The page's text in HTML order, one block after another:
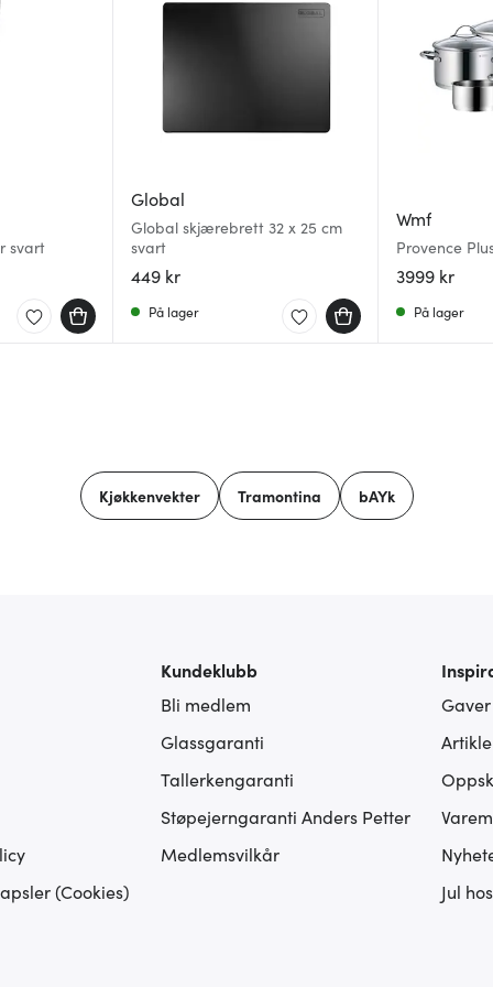
svart
Global
Global skjærebrett 32 x 25 cm
svart
449 kr
På lager
Wmf
Provence
3999 kr
På lager
Kjøkkenvekter Tramontina bAYk
(Cookies)
Kundeklubb
Bli medlem
Glassgaranti
Tallerkengaranti
Støpejerngaranti Anders Petter
Medlemsvilkår
Gaver
Jul